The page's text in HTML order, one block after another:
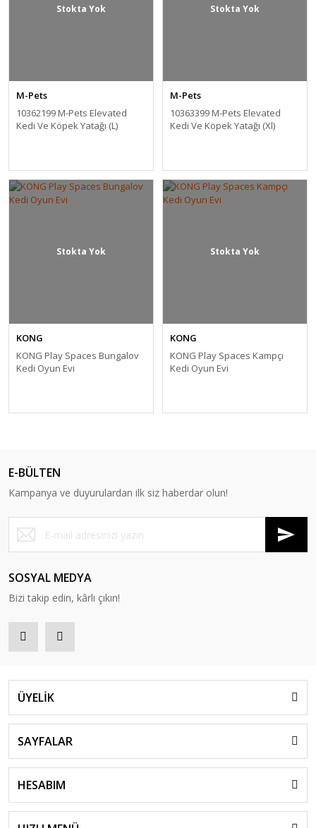
Stokta Yok
M-Pets
10362199 M-Pets Elevated
Kedi Ve Köpek Yatağı (L)
Stokta Yok
M-Pets
10363399 M-Pets Elevated
Kedi Ve Köpek Yatağı (Xl)
Stokta Yok
KONG
KONG Play Spaces Bungalov
Kedi Oyun Evi
Stokta Yok
KONG
KONG Play Spaces Kampçı
Kedi Oyun Evi
E-BÜLTEN
Kampanya ve duyurulardan ilk siz haberdar olun!
SOSYAL MEDYA
Bizi takip edin, kârlı çıkın!
ÜYELİK
SAYFALAR
HESABIM